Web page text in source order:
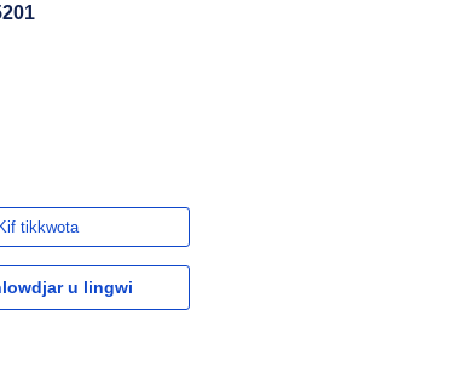
Kif tikkwota
u lingwi